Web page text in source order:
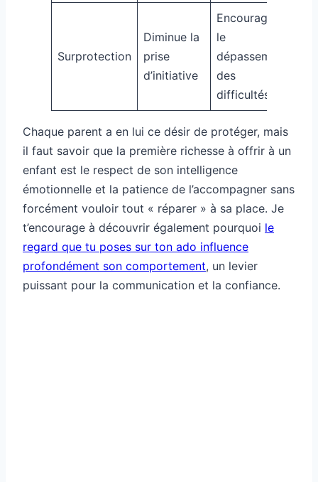
Surprotection
Diminue la
prise
d’initiative
Encourager
le
dépassement
des
difficultés
Chaque parent a en lui ce désir de protéger, mais
il faut savoir que la première richesse à offrir à un
enfant est le respect de son intelligence
émotionnelle et la patience de l’accompagner sans
forcément vouloir tout « réparer » à sa place. Je
t’encourage à découvrir également pourquoi le
regard que tu poses sur ton ado influence
profondément son comportement, un levier
puissant pour la communication et la confiance.